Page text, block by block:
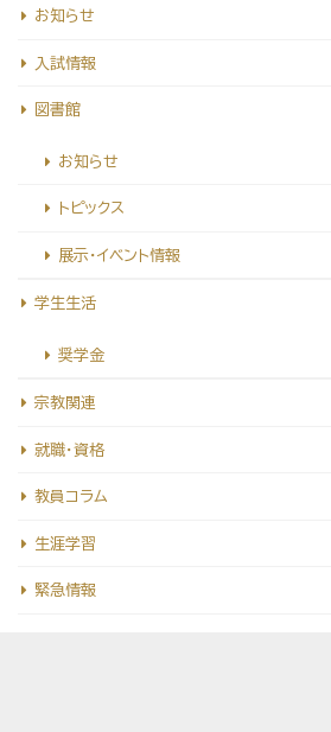
お知らせ
入試情報
図書館
お知らせ
トピックス
展示・イベント情報
学生生活
奨学金
宗教関連
就職・資格
教員コラム
生涯学習
緊急情報